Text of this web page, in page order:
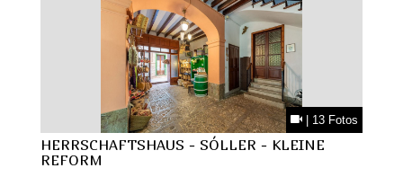
| 13 Fotos
HERRSCHAFTSHAUS - SÓLLER - KLEINE
REFORM